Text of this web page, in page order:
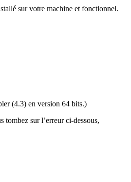
sur votre machine et fonctionnel.
(4.3) en version 64 bits.)
sur l’erreur ci-dessous,